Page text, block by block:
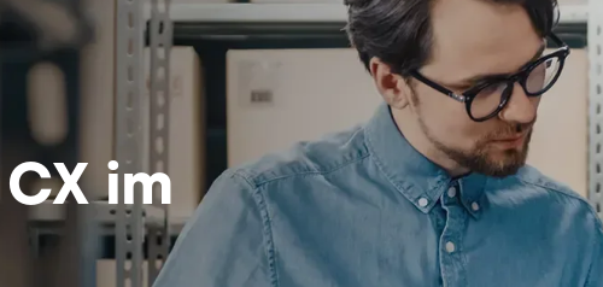
CX im